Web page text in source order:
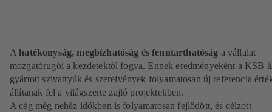
Ahatékonyság, megbízhatóság és fenntarthatóság a vállalat
mozgatórugói a kezdetektől fogva. Ennek eredményeként a KSB
gyártott szivattyúk és szerelvények folyamatosan új referencia
állítanak fel a világszerte zajló projektekben.
A cég még nehéz időkben is folyamatosan fejlődött, és célzott